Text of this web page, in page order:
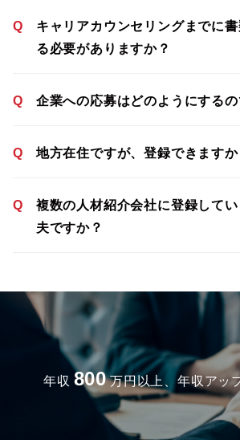
Q
キャリアカウンセリングまでに
る必要がありますか？
Q 企業への応募はどのようにするの
Q 地方在住ですが、登録できますか
Q
複数の人材紹介会社に登録して
夫ですか？
年収 800 万円以上、年収アッ